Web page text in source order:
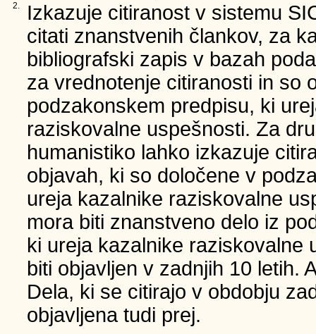
2.
Izkazuje citiranost v sistemu
citati znanstvenih člankov, za
bibliografski zapis v bazah
za vrednotenje citiranosti in so
podzakonskem predpisu, ki
raziskovalne uspešnosti. Za
humanistiko lahko izkazuje
objavah, ki so določene v
ureja kazalnike raziskovalne
mora biti znanstveno delo iz
ki ureja kazalnike raziskovalne
biti objavljen v zadnjih 10 letih.
Dela, ki se citirajo v obdobju
objavljena tudi prej.